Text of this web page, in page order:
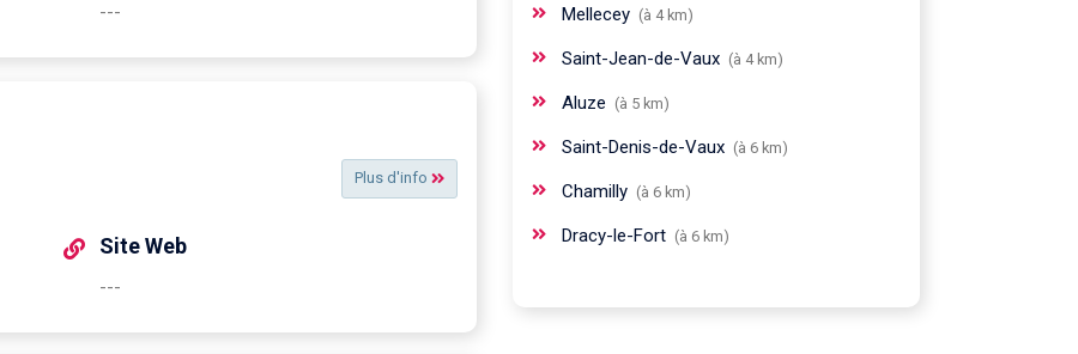
---
Plus d'info
Site Web
---
Mellecey (à 4 km)
Saint-Jean-de-Vaux (à 4 km)
Aluze (à 5 km)
Saint-Denis-de-Vaux (à 6 km)
Chamilly (à 6 km)
Dracy-le-Fort (à 6 km)